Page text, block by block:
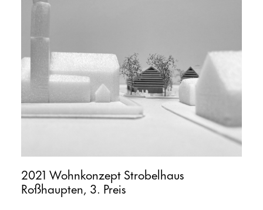
2021 Wohnkonzept Strobelhaus
Roßhaupten, 3. Preis